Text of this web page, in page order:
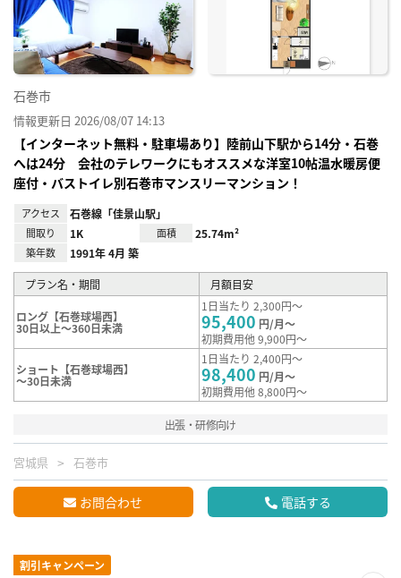
石巻市
情報更新日 2026/08/07 14:13
【インターネット無料・駐車場あり】陸前山下駅から14分・石巻
へは24分 会社のテレワークにもオススメな洋室10帖温水暖房便
座付・バストイレ別石巻市マンスリーマンション！
アクセス 石巻線「佳景山駅」
間取り 1K 面積 25.74m²
築年数 1991年 4月 築
プラン名・期間 月額目安
ロング【石巻球場西】
30日以上～360日未満
1日当たり 2,300円～
95,400 円/月～
初期費用他 9,900円～
ショート【石巻球場西】
～30日未満
1日当たり 2,400円～
98,400 円/月～
初期費用他 8,800円～
出張・研修向け
宮城県 石巻市
お問合わせ 電話する
割引キャンペーン